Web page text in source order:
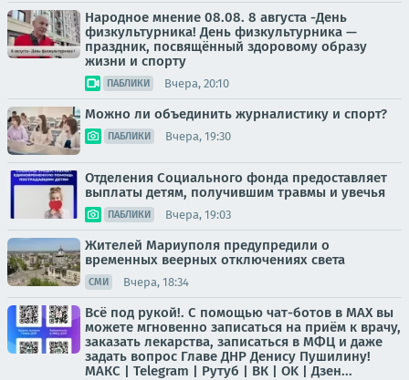
Народное мнение 08.08. 8 августа -День
физкультурника! День физкультурника —
праздник, посвящённый здоровому образу
жизни и спорту
ПАБЛИКИ Вчера, 20:10
Можно ли объединить журналистику и спорт?
ПАБЛИКИ Вчера, 19:30
Отделения Социального фонда предоставляет
выплаты детям, получившим травмы и увечья
ПАБЛИКИ Вчера, 19:03
Жителей Мариуполя предупредили о
временных веерных отключениях света
СМИ Вчера, 18:34
Всё под рукой!. С помощью чат-ботов в МАХ вы
можете мгновенно записаться на приём к врачу,
заказать лекарства, записаться в МФЦ и даже
задать вопрос Главе ДНР Денису Пушилину!
МАКС | Telegram | Рутуб | ВК | OK | Дзен...